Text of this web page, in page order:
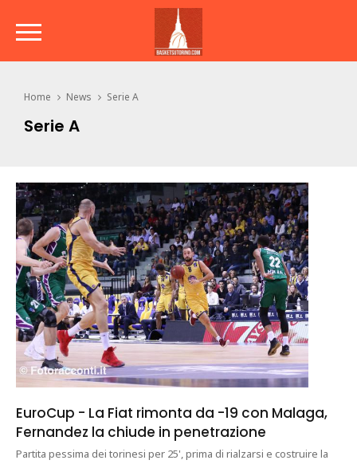
Home News Serie A
Serie A
EuroCup - La Fiat rimonta da -19 con Malaga,
Fernandez la chiude in penetrazione
Partita pessima dei torinesi per 25', prima di rialzarsi e costruire la